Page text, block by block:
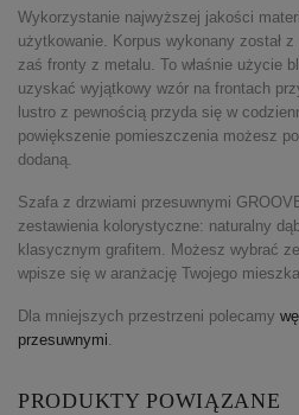
Wykorzystanie najwyższej jakości
użytkowanie. Korpus wykonany został
zaś fronty z metalu. To właśnie użycie
uzyskać wyjątkowy wzór na frontach
lustro z pewnością przyda się w
powiększenie pomieszczenia możesz
dodaną.
Szafa z drzwiami przesuwnymi
zestawienia kolorystyczne: naturalny
klasycznym grafitem. Możesz wybrać
wpisze się w aranżację Twojego
Dla mniejszych przestrzeni polecamy
przesuwnymi.
PRODUKTY POWIĄZANE